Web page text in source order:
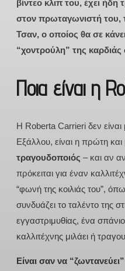
βίντεο κλιπ του, έχει
στον πρωταγωνιστή του,
Τσαν, ο οποίος θα σε
“χοντρούλη” της καρδιάς
Ποια είναι η
Η Roberta Carrieri δεν είναι
Εξάλλου, είναι η πρώτη και
τραγουδοποιός – και αν
πρόκειται για έναν
“φωνή της κοιλιάς του”,
συνδυάζει το ταλέντο της
εγγαστριμυθίας, ένα
καλλιτέχνης μιλάει ή
Είναι σαν να